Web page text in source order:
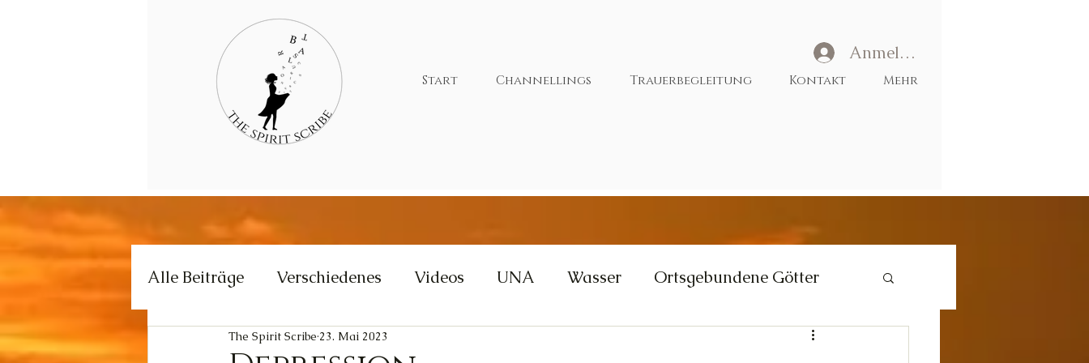
Anmelden
Start Channellings Trauerbegleitung Kontakt Mehr
Alle Beiträge Verschiedenes Videos UNA Wasser Ortsgebundene Götter
Kommunikation Kreativität
The Spirit Scribe 23. Mai 2023